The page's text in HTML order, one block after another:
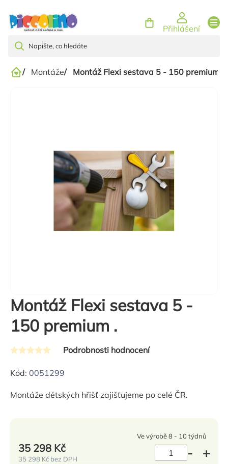
Přihlášení
Domů
/ Montáže/ Montáž Flexi sestava 5 - 150 premium .
Montáž Flexi sestava 5 -
150 premium .
Průměrné
hodnocení
je
hvězdiček.
Podrobnosti hodnocení
Kód: 0051299
Montáže dětských hřišť zajišťujeme po celé ČR.
Ve výrobě 8 - 10 týdnů
35 298 Kč
35 298 Kč bez DPH